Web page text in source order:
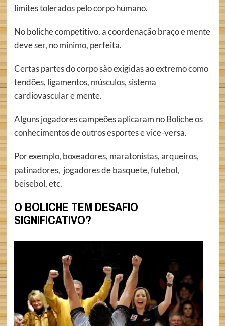
limites tolerados pelo corpo humano.
No boliche competitivo, a coordenação braço e mente
deve ser, no mínimo, perfeita.
Certas partes do corpo são exigidas ao extremo como
tendões, ligamentos, músculos, sistema
cardiovascular e mente.
Alguns jogadores campeões aplicaram no Boliche os
conhecimentos de outros esportes e vice-versa.
Por exemplo, boxeadores, maratonistas, arqueiros,
patinadores, jogadores de basquete, futebol,
beisebol, etc.
O BOLICHE TEM DESAFIO
SIGNIFICATIVO?